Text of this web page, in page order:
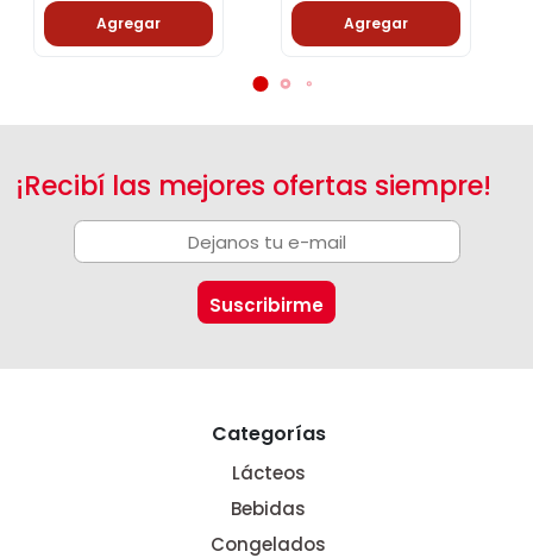
Agregar Agregar
¡Recibí las mejores ofertas siempre!
Categorías
Lácteos
Bebidas
Congelados